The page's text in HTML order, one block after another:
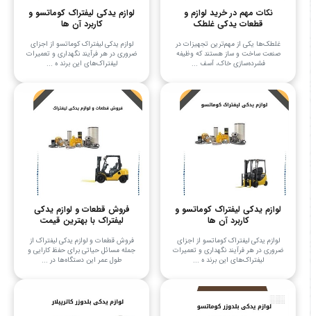
نکات مهم در خرید لوازم و
قطعات یدکی غلطک
غلطک‌ها یکی از مهم‌ترین تجهیزات در
صنعت ساخت و ساز هستند که وظیفه
فشرده‌سازی خاک، آسف ...
لوازم یدکی لیفتراک کوماتسو و
کاربرد آن ها
لوازم یدکی لیفتراک کوماتسو از اجزای
ضروری در هر فرآیند نگهداری و تعمیرات
لیفتراک‌های این برند ه ...
لوازم یدکی لیفتراک کوماتسو و
کاربرد آن ها
لوازم یدکی لیفتراک کوماتسو از اجزای
ضروری در هر فرآیند نگهداری و تعمیرات
لیفتراک‌های این برند ه ...
فروش قطعات و لوازم یدکی
لیفتراک با بهترین قیمت
فروش قطعات و لوازم یدکی لیفتراک از
جمله مسائل حیاتی برای حفظ کارایی و
طول عمر این دستگاه‌ها در ...